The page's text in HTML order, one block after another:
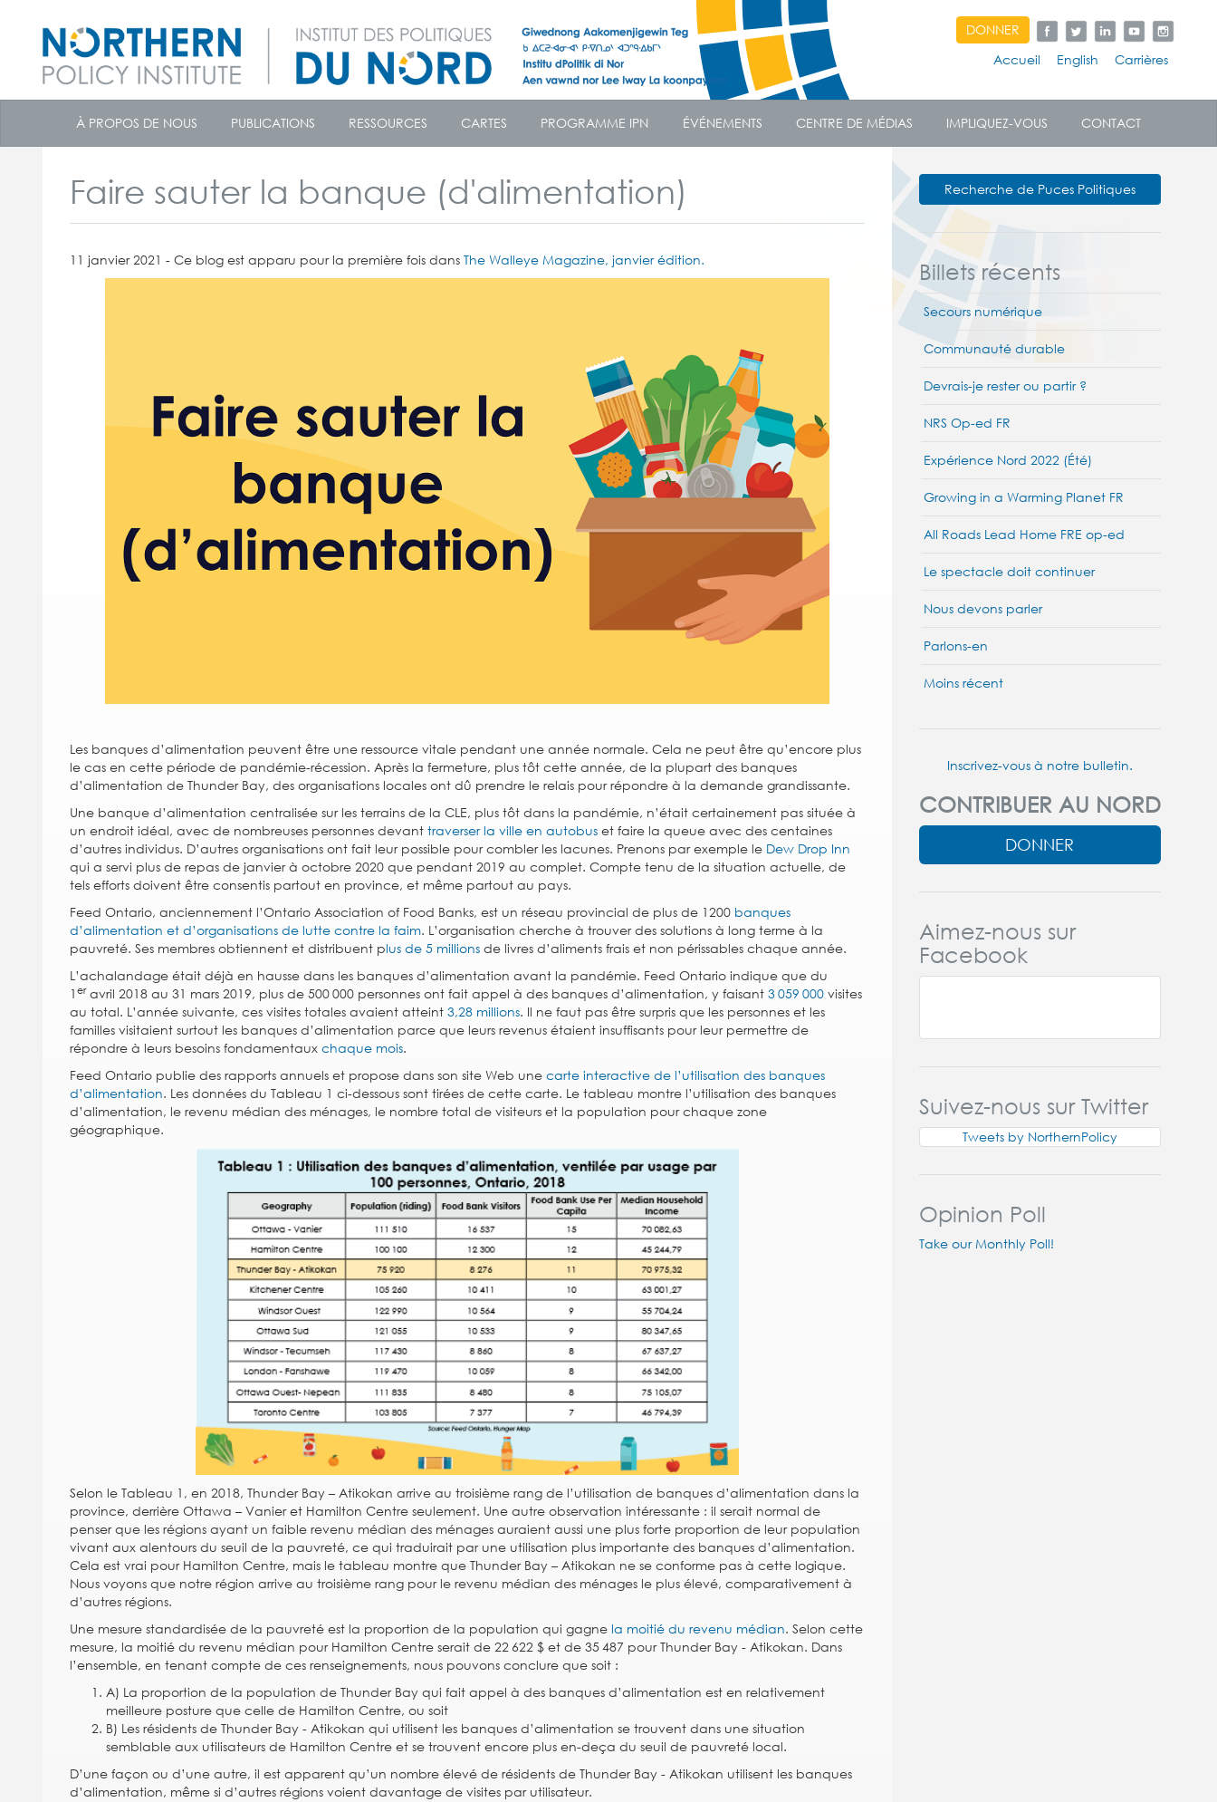
content
DONNER
Accueil
English Carrières
À PROPOS DE NOUS PUBLICATIONS RESSOURCES CARTES PROGRAMME IPN ÉVÉNEMENTS CENTRE DE MÉDIAS IMPLIQUEZ-VOUS CONTACT
Faire sauter la banque (d'alimentation)
11 janvier 2021 - Ce blog est apparu pour la première fois dans The Walleye Magazine, janvier édition.
Les banques d’alimentation peuvent être une ressource vitale pendant une année normale. Cela ne peut être qu’encore plus
le cas en cette période de pandémie-récession. Après la fermeture, plus tôt cette année, de la plupart des banques
d’alimentation de Thunder Bay, des organisations locales ont dû prendre le relais pour répondre à la demande grandissante.
Une banque d’alimentation centralisée sur les terrains de la CLE, plus tôt dans la pandémie, n’était certainement pas située à
un endroit idéal, avec de nombreuses personnes devant traverser la ville en autobus et faire la queue avec des centaines
d’autres individus. D’autres organisations ont fait leur possible pour combler les lacunes. Prenons par exemple le Dew Drop Inn
qui a servi plus de repas de janvier à octobre 2020 que pendant 2019 au complet. Compte tenu de la situation actuelle, de
tels efforts doivent être consentis partout en province, et même partout au pays.
Feed Ontario, anciennement l’Ontario Association of Food Banks, est un réseau provincial de plus de 1200 banques
d’alimentation et d’organisations de lutte contre la faim. L’organisation cherche à trouver des solutions à long terme à la
pauvreté. Ses membres obtiennent et distribuent plus de 5 millions de livres d’aliments frais et non périssables chaque année.
L’achalandage était déjà en hausse dans les banques d’alimentation avant la pandémie. Feed Ontario indique que du
1eravril 2018 au 31 mars 2019, plus de 500 000 personnes ont fait appel à des banques d’alimentation, y faisant 3 059 000 visites
au total. L’année suivante, ces visites totales avaient atteint 3,28 millions. Il ne faut pas être surpris que les personnes et les
familles visitaient surtout les banques d’alimentation parce que leurs revenus étaient insuffisants pour leur permettre de
répondre à leurs besoins fondamentaux chaque mois.
Feed Ontario publie des rapports annuels et propose dans son site Web une carte interactive de l’utilisation des banques
d’alimentation. Les données du Tableau 1 ci-dessous sont tirées de cette carte. Le tableau montre l’utilisation des banques
d’alimentation, le revenu médian des ménages, le nombre total de visiteurs et la population pour chaque zone
géographique.
Selon le Tableau 1, en 2018, Thunder Bay – Atikokan arrive au troisième rang de l’utilisation de banques d’alimentation dans la
province, derrière Ottawa – Vanier et Hamilton Centre seulement. Une autre observation intéressante : il serait normal de
penser que les régions ayant un faible revenu médian des ménages auraient aussi une plus forte proportion de leur population
vivant aux alentours du seuil de la pauvreté, ce qui traduirait par une utilisation plus importante des banques d’alimentation.
Cela est vrai pour Hamilton Centre, mais le tableau montre que Thunder Bay – Atikokan ne se conforme pas à cette logique.
Nous voyons que notre région arrive au troisième rang pour le revenu médian des ménages le plus élevé, comparativement à
d’autres régions.
Une mesure standardisée de la pauvreté est la proportion de la population qui gagne la moitié du revenu médian. Selon cette
mesure, la moitié du revenu médian pour Hamilton Centre serait de 22 622 $ et de 35 487 pour Thunder Bay - Atikokan. Dans
l’ensemble, en tenant compte de ces renseignements, nous pouvons conclure que soit :
A) La proportion de la population de Thunder Bay qui fait appel à des banques d’alimentation est en relativement
meilleure posture que celle de Hamilton Centre, ou soit
B) Les résidents de Thunder Bay - Atikokan qui utilisent les banques d’alimentation se trouvent dans une situation
semblable aux utilisateurs de Hamilton Centre et se trouvent encore plus en-deça du seuil de pauvreté local.
D’une façon ou d’une autre, il est apparent qu’un nombre élevé de résidents de Thunder Bay - Atikokan utilisent les banques
d’alimentation, même si d’autres régions voient davantage de visites par utilisateur.
Recherche de Puces Politiques
Billets récents
Secours numérique
Communauté durable
Devrais-je rester ou partir ?
NRS Op-ed FR
Expérience Nord 2022 (Été)
Growing in a Warming Planet FR
All Roads Lead Home FRE op-ed
Le spectacle doit continuer
Nous devons parler
Parlons-en
Moins récent
Inscrivez-vous à notre bulletin.
CONTRIBUER AU NORD
DONNER
Aimez-nous sur
Facebook
Suivez-nous sur Twitter
Tweets by NorthernPolicy
Opinion Poll
Take our Monthly Poll!